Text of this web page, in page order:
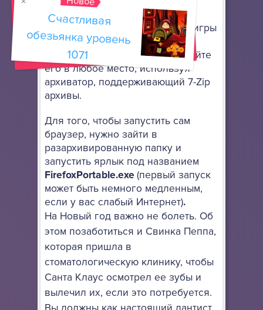
портативный браузер Mozilla
, чтобы запускать флеш игры
онлайн. Он не требует особой
установки: просто разархивируйте
его в любое место, используя
архиватор, поддерживающий 7-Zip
архивы.
Для того, чтобы запустить сам
браузер, нужно зайти в
разархивированную папку и
запустить ярлык под названием
FirefoxPortable.exe(первый запуск
может быть немного медленным,
если у вас слабый Интернет).
На Новый год важно не болеть. Об
этом позаботиться и Свинка Пеппа,
которая пришла в
стоматологическую клинику, чтобы
Санта Клаус осмотрел ее зубы и
вылечил их, если это потребуется.
Счастливая
обезьянка уровень
1071